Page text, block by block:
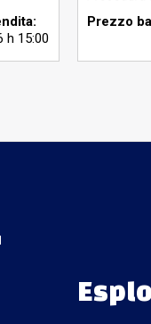
h 15:00
Prezzo